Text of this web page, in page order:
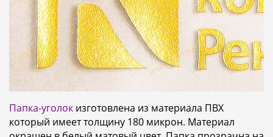
Папка-уголок изготовлена из материала ПВХ
который имеет толщину 180 микрон. Материал